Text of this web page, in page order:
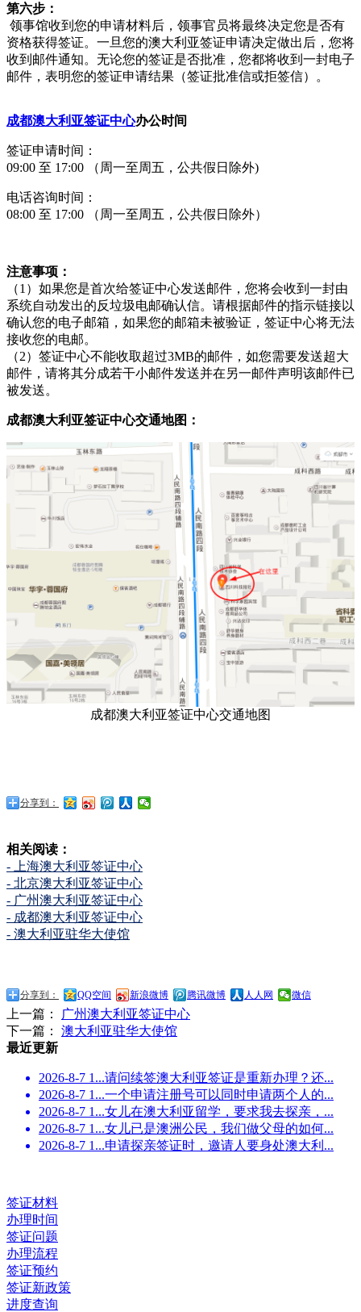
第六步：
领事馆收到您的申请材料后，领事官员将最终决定您是否有
资格获得签证。一旦您的澳大利亚签证申请决定做出后，您将
收到邮件通知。无论您的签证是否批准，您都将收到一封电子
邮件，表明您的签证申请结果（签证批准信或拒签信）。
成都澳大利亚签证中心办公时间
签证申请时间：
09:00 至 17:00 （周一至周五，公共假日除外)
电话咨询时间：
08:00 至 17:00 （周一至周五，公共假日除外）
注意事项：
（1）如果您是首次给签证中心发送邮件，您将会收到一封由
系统自动发出的反垃圾电邮确认信。请根据邮件的指示链接以
确认您的电子邮箱，如果您的邮箱未被验证，签证中心将无法
接收您的电邮。
（2）签证中心不能收取超过3MB的邮件，如您需要发送超大
邮件，请将其分成若干小邮件发送并在另一邮件声明该邮件已
被发送。
成都澳大利亚签证中心交通地图：
成都澳大利亚签证中心交通地图
分享到：
相关阅读：
- 上海澳大利亚签证中心
- 北京澳大利亚签证中心
- 广州澳大利亚签证中心
- 成都澳大利亚签证中心
- 澳大利亚驻华大使馆
分享到： QQ空间 新浪微博 腾讯微博 人人网 微信
上一篇： 广州澳大利亚签证中心
下一篇： 澳大利亚驻华大使馆
最近更新
2026-8-7 1...请问续签澳大利亚签证是重新办理？还...
2026-8-7 1...一个申请注册号可以同时申请两个人的...
2026-8-7 1...女儿在澳大利亚留学，要求我去探亲，...
2026-8-7 1...女儿已是澳洲公民，我们做父母的如何...
2026-8-7 1...申请探亲签证时，邀请人要身处澳大利...
签证材料
办理时间
签证问题
办理流程
签证预约
签证新政策
进度查询